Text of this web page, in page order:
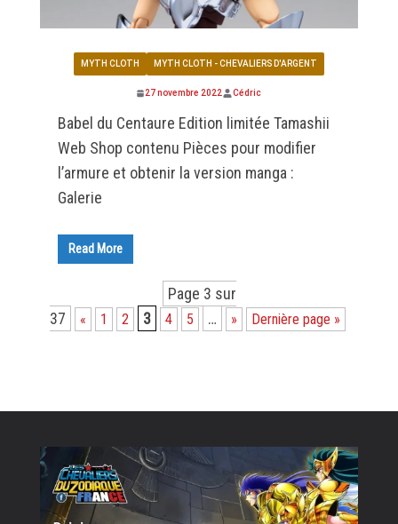
MYTH CLOTH MYTH CLOTH - CHEVALIERS D'ARGENT
27 novembre 2022 Cédric
Babel du Centaure Edition limitée Tamashii
Web Shop contenu Pièces pour modifier
l’armure et obtenir la version manga :
Galerie
Read More
Page 3 sur
37
« 1 2 3 4 5 … » Dernière page »